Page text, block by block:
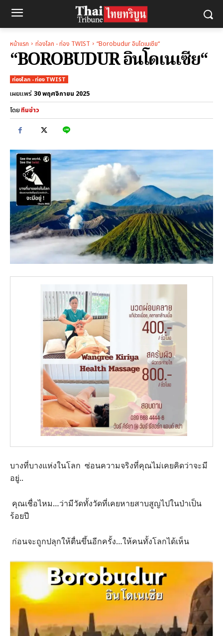
หน้าแรก ท่องโลก - ท่อง TWIST “Borobudur อินโดเนเซีย“
“BOROBUDUR อินโดเนเซีย“
ท่องโลก - ท่อง TWIST
เผยแพร่ 30 พฤศจิกายน 2025
โดยทีมข่าว
บางที่บางแห่งในโลก ซ่อนความจริงที่คุณไม่เคยคิดว่าจะมี
อยู่..
คุณเชื่อไหม…ว่ามีวัดทั้งวัดที่เคยหายสาบสูญไปในป่าเป็น
ร้อยปี
ก่อนจะถูกปลุกให้ตื่นขึ้นอีกครั้ง…ให้คนทั้งโลกได้เห็น